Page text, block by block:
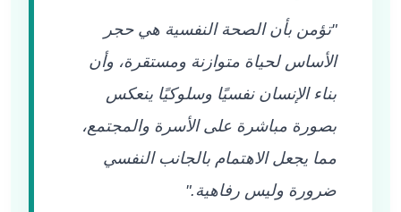
"تؤمن بأن الصحة النفسية هي حجر
الأساس لحياة متوازنة ومستقرة، وأن
بناء الإنسان نفسيًا وسلوكيًا ينعكس
بصورة مباشرة على الأسرة والمجتمع،
مما يجعل الاهتمام بالجانب النفسي
ضرورة وليس رفاهية."